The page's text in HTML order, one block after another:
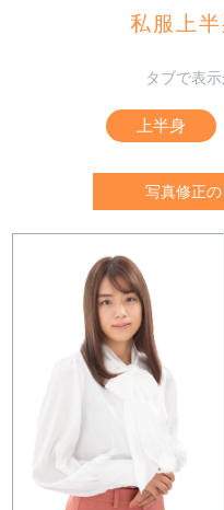
私服上半
タブで表
上半身
写真修正